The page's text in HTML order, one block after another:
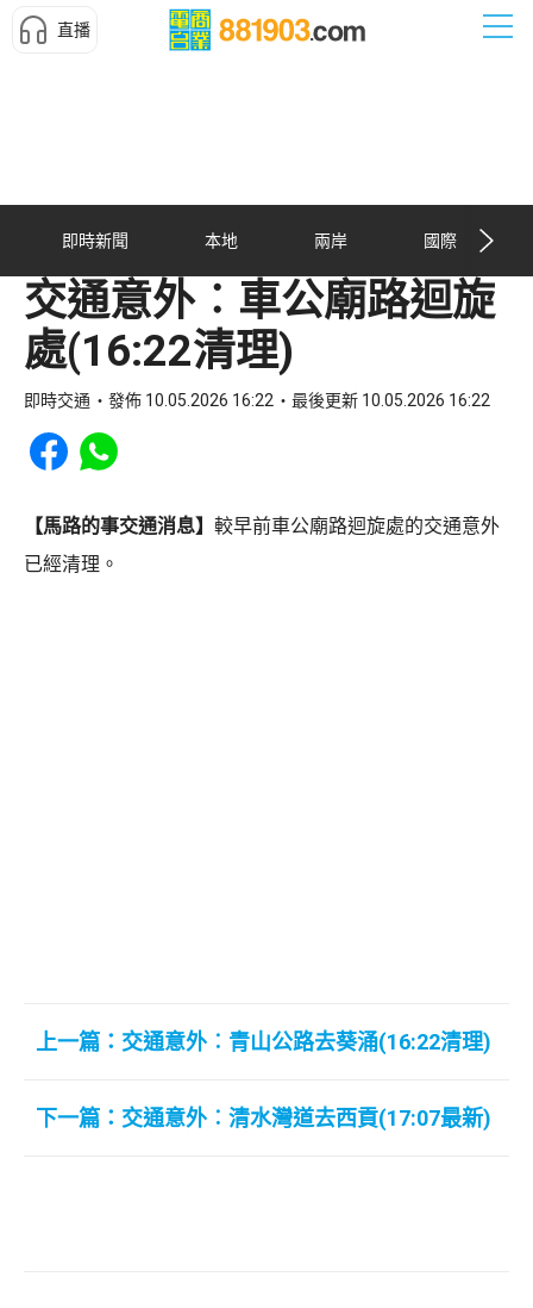
直播
即時新聞 本地 兩岸 國際
交通意外︰車公廟路迴旋
處(16:22清理)
即時交通 發佈 10.05.2026 16:22 最後更新 10.05.2026 16:22
Share to Facebook
Share to WhatsApp
【馬路的事交通消息】 較早前車公廟路迴旋處的交通意外
已經清理。
上一篇：交通意外︰青山公路去葵涌(16:22清理)
下一篇：交通意外︰清水灣道去西貢(17:07最新)